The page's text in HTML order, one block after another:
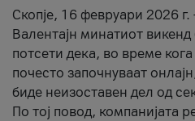
Скопје, 16 февруари 2026
Валентајн минатиот
потсети дека, во време
почесто започнуваат
биде неизоставен дел од
По тој повод, компанијата